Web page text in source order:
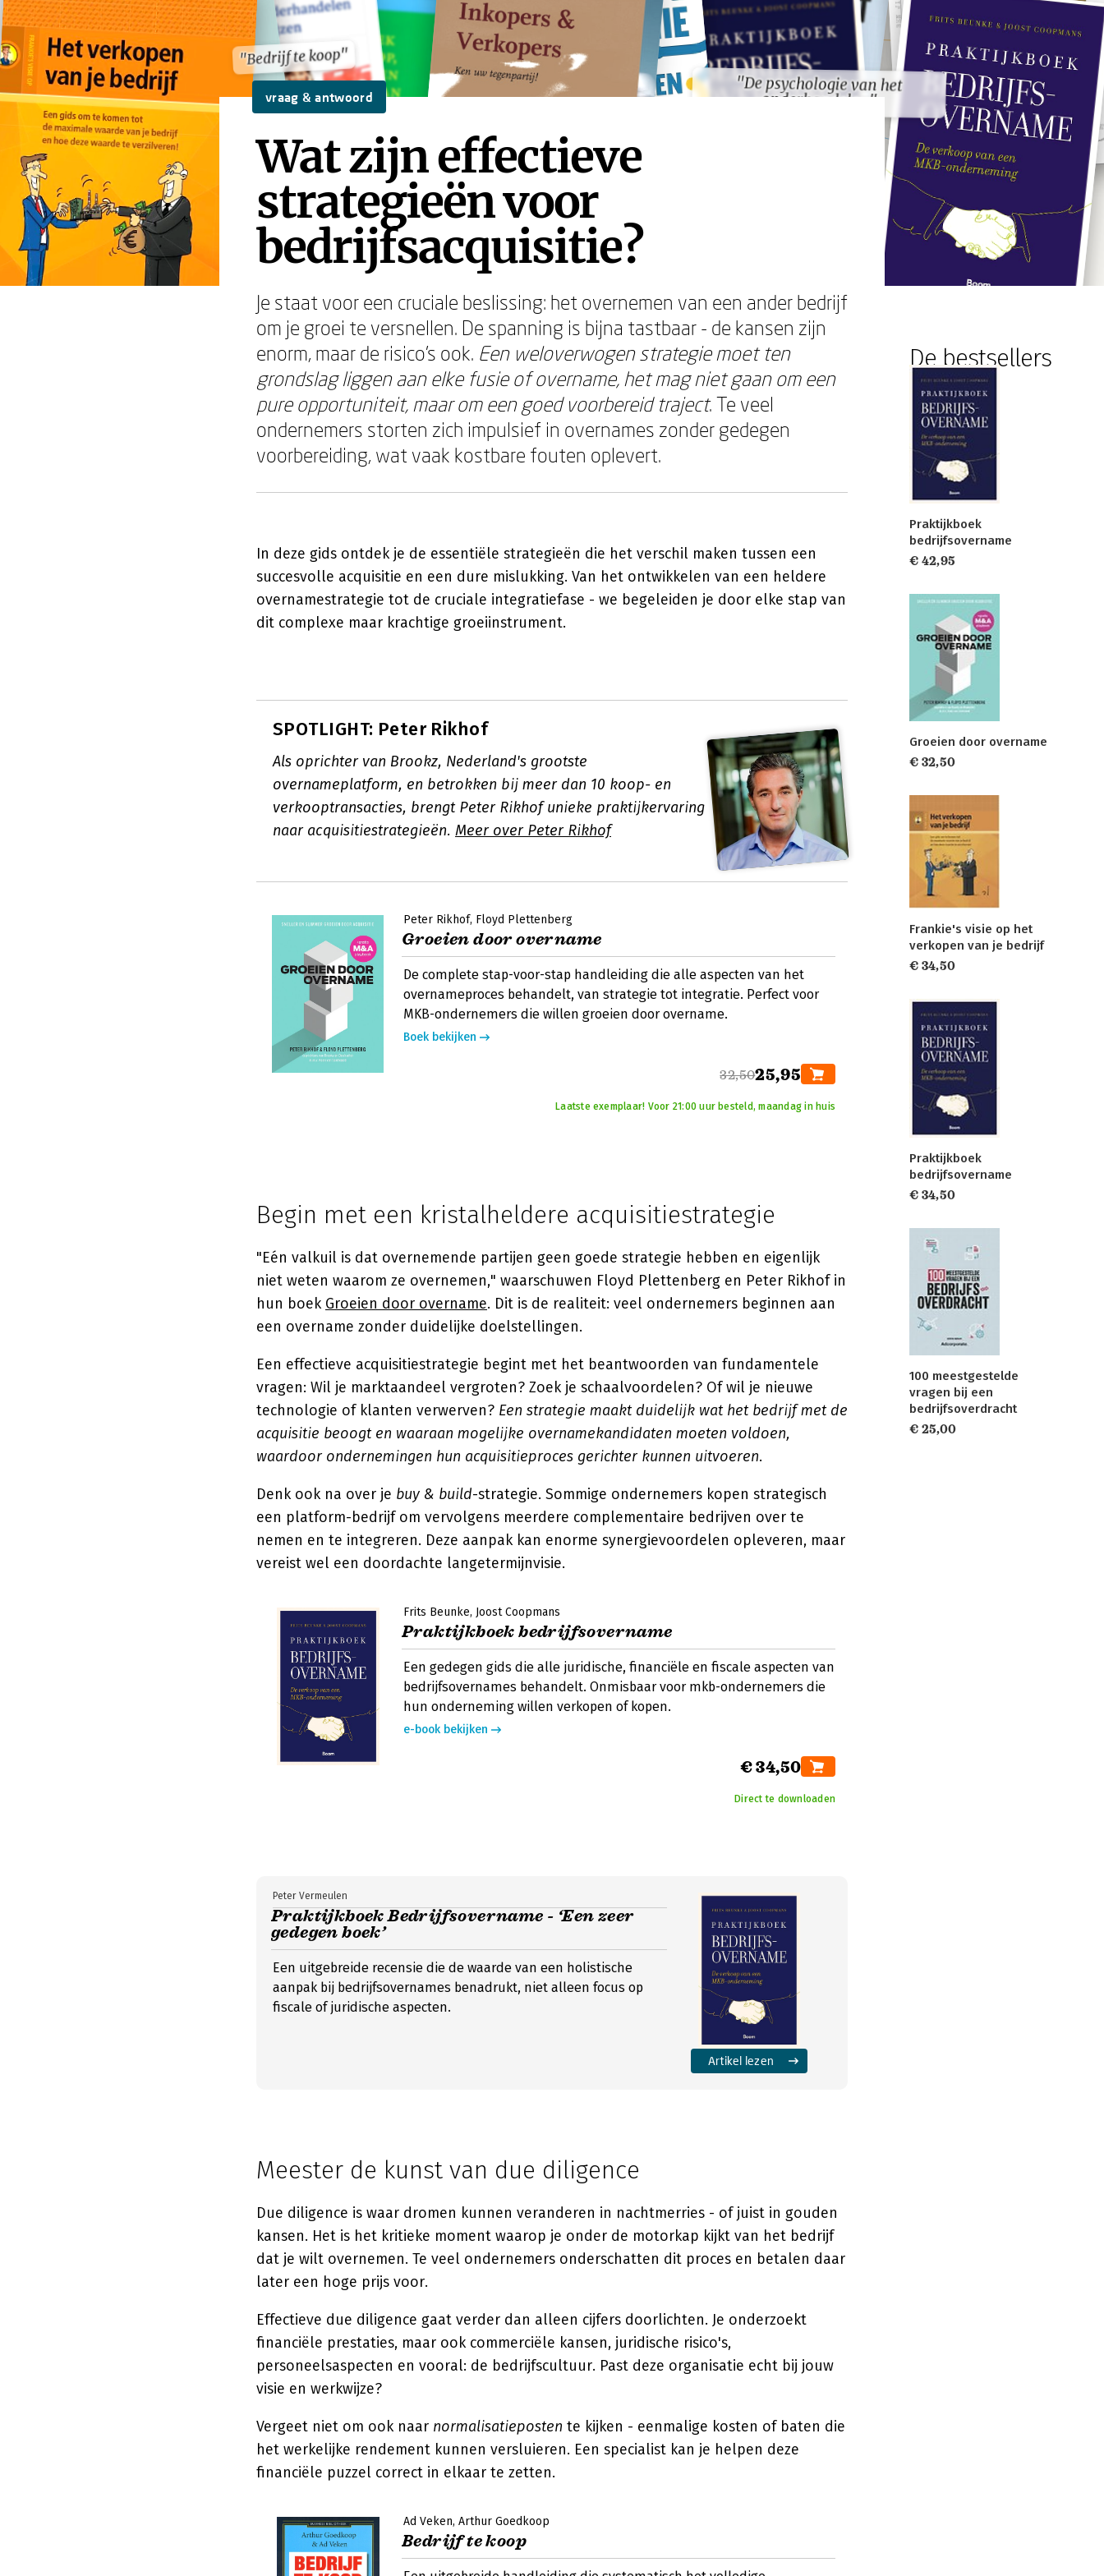
"Bedrijf te koop"
"De psychologie van het
onderhandelen"
"Bedrijf te koop"
"De psychologie van het
onderhandelen"
vraag & antwoord
Wat zijn effectieve
strategieën voor
bedrijfsacquisitie?
Je staat voor een cruciale beslissing: het overnemen van een ander bedrijf
om je groei te versnellen. De spanning is bijna tastbaar - de kansen zijn
enorm, maar de risico's ook. Een weloverwogen strategie moet ten
grondslag liggen aan elke fusie of overname, het mag niet gaan om een
pure opportuniteit, maar om een goed voorbereid traject. Te veel
ondernemers storten zich impulsief in overnames zonder gedegen
voorbereiding, wat vaak kostbare fouten oplevert.
In deze gids ontdek je de essentiële strategieën die het verschil maken tussen een
succesvolle acquisitie en een dure mislukking. Van het ontwikkelen van een heldere
overnamestrategie tot de cruciale integratiefase - we begeleiden je door elke stap van
dit complexe maar krachtige groeiinstrument.
SPOTLIGHT: Peter Rikhof
Als oprichter van Brookz, Nederland's grootste
overnameplatform, en betrokken bij meer dan 10 koop- en
verkooptransacties, brengt Peter Rikhof unieke praktijkervaring
naar acquisitiestrategieën. Meer over Peter Rikhof
Peter Rikhof Floyd Plettenberg
Groeien door overname
De complete stap-voor-stap handleiding die alle aspecten van het
overnameproces behandelt, van strategie tot integratie. Perfect voor
MKB-ondernemers die willen groeien door overname.
Boek bekijken
32,5025,95
Laatste exemplaar! Voor 21:00 uur besteld, maandag in huis
Begin met een kristalheldere acquisitiestrategie
"Eén valkuil is dat overnemende partijen geen goede strategie hebben en eigenlijk
niet weten waarom ze overnemen," waarschuwen Floyd Plettenberg en Peter Rikhof in
hun boek Groeien door overname. Dit is de realiteit: veel ondernemers beginnen aan
een overname zonder duidelijke doelstellingen.
Een effectieve acquisitiestrategie begint met het beantwoorden van fundamentele
vragen: Wil je marktaandeel vergroten? Zoek je schaalvoordelen? Of wil je nieuwe
technologie of klanten verwerven? Een strategie maakt duidelijk wat het bedrijf met de
acquisitie beoogt en waaraan mogelijke overnamekandidaten moeten voldoen,
waardoor ondernemingen hun acquisitieproces gerichter kunnen uitvoeren.
Denk ook na over je buy & build-strategie. Sommige ondernemers kopen strategisch
een platform-bedrijf om vervolgens meerdere complementaire bedrijven over te
nemen en te integreren. Deze aanpak kan enorme synergievoordelen opleveren, maar
vereist wel een doordachte langetermijnvisie.
Frits Beunke Joost Coopmans
Praktijkboek bedrijfsovername
Een gedegen gids die alle juridische, financiële en fiscale aspecten van
bedrijfsovernames behandelt. Onmisbaar voor mkb-ondernemers die
hun onderneming willen verkopen of kopen.
e-book bekijken
€ 34,50
Direct te downloaden
Praktijkboek Bedrijfsovername - ‘Een zeer
gedegen boek’
Peter Vermeulen
Een uitgebreide recensie die de waarde van een holistische
aanpak bij bedrijfsovernames benadrukt, niet alleen focus op
fiscale of juridische aspecten.
Artikel lezen
Meester de kunst van due diligence
Due diligence is waar dromen kunnen veranderen in nachtmerries - of juist in gouden
kansen. Het is het kritieke moment waarop je onder de motorkap kijkt van het bedrijf
dat je wilt overnemen. Te veel ondernemers onderschatten dit proces en betalen daar
later een hoge prijs voor.
Effectieve due diligence gaat verder dan alleen cijfers doorlichten. Je onderzoekt
financiële prestaties, maar ook commerciële kansen, juridische risico's,
personeelsaspecten en vooral: de bedrijfscultuur. Past deze organisatie echt bij jouw
visie en werkwijze?
Vergeet niet om ook naar normalisatieposten te kijken - eenmalige kosten of baten die
het werkelijke rendement kunnen versluieren. Een specialist kan je helpen deze
financiële puzzel correct in elkaar te zetten.
Ad Veken Arthur Goedkoop
Bedrijf te koop
De bestsellers
Praktijkboek
bedrijfsovername
€ 42,95
Groeien door overname
€ 32,50
Frankie's visie op het
verkopen van je bedrijf
€ 34,50
Praktijkboek
bedrijfsovername
€ 34,50
100 meestgestelde
vragen bij een
bedrijfsoverdracht
€ 25,00